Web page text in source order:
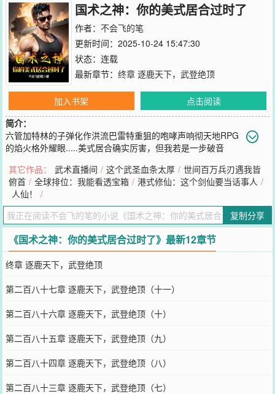
国术之神：你的美式居合过时了
作者： 不会飞的笔
更新时间：2025-10-24 15:47:30
状态：连载
最新章节： 终章 逐鹿天下，武登绝顶
加入书架
点击阅读
简介：
六管加特林的子弹化作洪流巴雷特重狙的咆哮声响彻天地RPG
的焰火格外耀眼.....美式居合确实厉害，但我若是一步破音
炮为主的生存类游戏中，只能使用冷兵器的赵延凭借国术属性面板一
步一步走向超凡，让所有人都知道：“七步之内拳快，七步之外还是拳
快！”【国术+超凡+无限流，以现实为主，非传统无限流】(已完本高
订过万国术精品《武术直播间》质量保证)
您要是觉得《国术之神：你的美式居合过时了》还不错的话请不要忘
记向您QQ群和微博微信里的朋友推荐哦！
其它作品： 武术直播间 / 这个武圣血条太厚 / 世间百万兵刃遇我皆
俯首 / 全球排位：我能看透宝箱 / 港式修仙：这个剑仙要当话事人 /
人仙！
/
复制分享
《国术之神：你的美式居合过时了》最新12章节
终章 逐鹿天下，武登绝顶
第二百八十七章 逐鹿天下，武登绝顶（十一）
第二百八十六章 逐鹿天下，武登绝顶（十）
第二百八十五章 逐鹿天下，武登绝顶（九）
第二百八十四章 逐鹿天下，武登绝顶（八）
第二百八十三章 逐鹿天下，武登绝顶（七）